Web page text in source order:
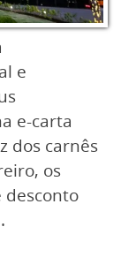
e
e-carta
dos carnês
os
desconto